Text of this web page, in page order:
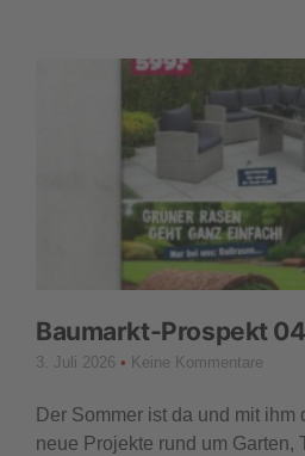
Baumarkt-Prospekt
3. Juli 2026 Keine Kommentare
Der Sommer ist da und mit ihm
neue Projekte rund um Garten,